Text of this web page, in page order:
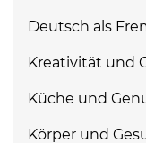
Deutsch als
Kreativität und
Küche und
Körper und